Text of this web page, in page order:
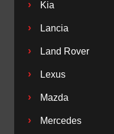
› Kia
› Lancia
› Land Rover
› Lexus
› Mazda
› Mercedes